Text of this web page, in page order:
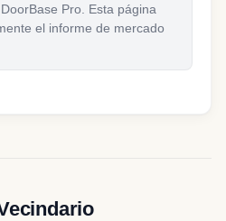
Pro. Esta página
el informe de mercado